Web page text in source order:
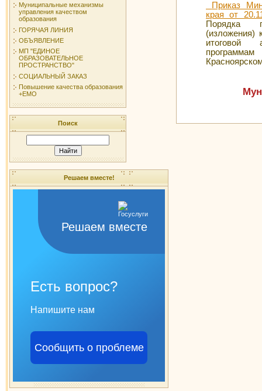
Муниципальные механизмы
управления качеством
образования
ГОРЯЧАЯ ЛИНИЯ
ОБЪЯВЛЕНИЕ
МП "ЕДИНОЕ
ОБРАЗОВАТЕЛЬНОЕ
ПРОСТРАНСТВО"
СОЦИАЛЬНЫЙ ЗАКАЗ
Повышение качества образования
+ЕМО
Поиск
Решаем вместе!
Решаем вместе
Есть вопрос?
Напишите нам
Сообщить о проблеме
Приказ
края от
Порядка
(изложения)
итоговой